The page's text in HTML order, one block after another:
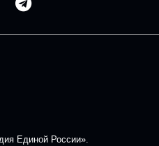
Единой России».